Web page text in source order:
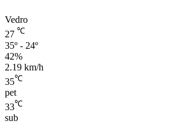
Vedro
27 ℃
35º - 24º
42%
2.19 km/h
35℃
pet
33℃
sub